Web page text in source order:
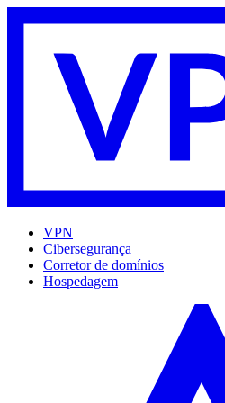
VPN
Cibersegurança
Corretor de domínios
Hospedagem